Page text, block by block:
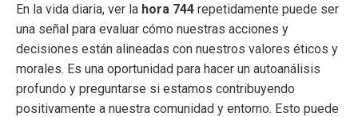
En la vida diaria, ver la hora 744 repetidamente puede ser
una señal para evaluar cómo nuestras acciones y
decisiones están alineadas con nuestros valores éticos y
morales. Es una oportunidad para hacer un autoanálisis
profundo y preguntarse si estamos contribuyendo
positivamente a nuestra comunidad y entorno. Esto puede